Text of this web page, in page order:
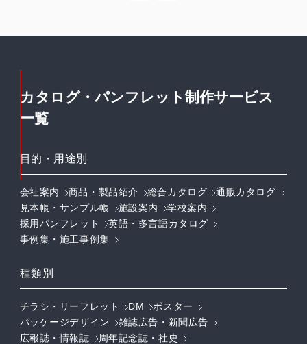
カタログ・パンフレット制作サービス
一覧
目的・用途別
会社案内 商品・製品紹介 総合カタログ
通販カタログ
見本帳・サンプル帳
施設案内
学校案内
採用パンフレット
英語・多言語カタログ
事例集・施工事例集
種類別
チラシ・リーフレット DM
ポスター
パッケージデザイン
雑誌広告・新聞広告
広報誌・情報誌
周年記念誌・社史